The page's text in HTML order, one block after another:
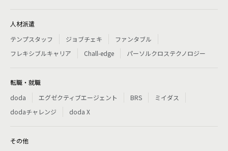
人材派遣
テンプスタッフ
ジョブチェキ
ファンタブル
フレキシブルキャリア
Chall-edge パーソルクロステクノロジー
転職・就職
doda
エグゼクティブエージェント BRS
ミイダス
dodaチャレンジ
doda X
その他